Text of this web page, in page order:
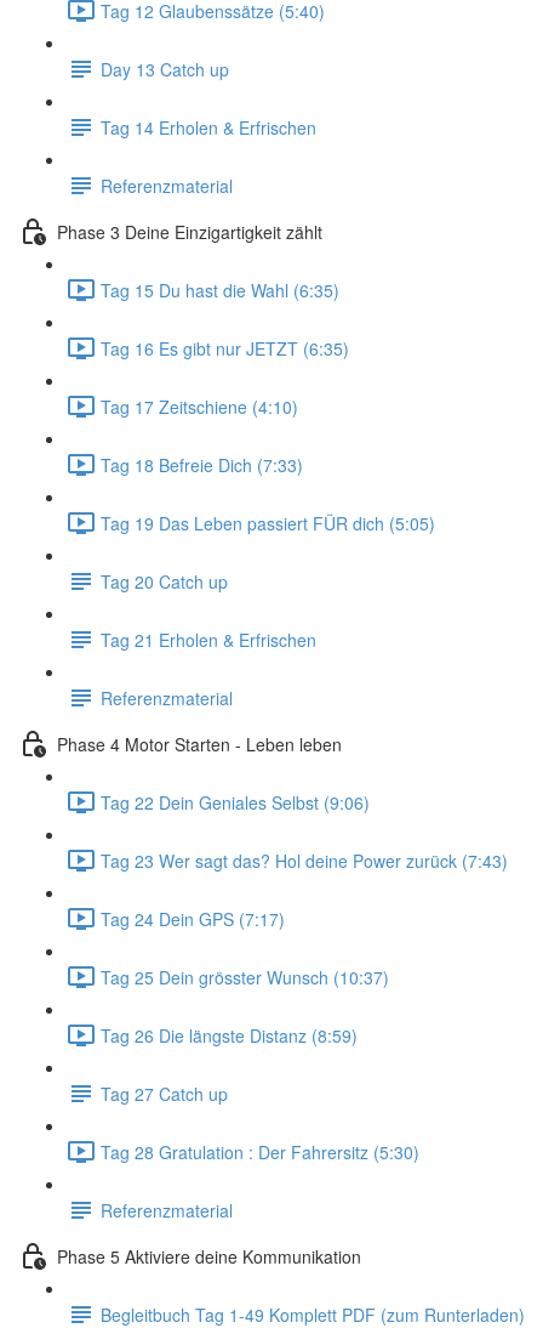
Tag 12 Glaubenssätze (5:40)
Day 13 Catch up
Tag 14 Erholen & Erfrischen
Referenzmaterial
Phase 3 Deine Einzigartigkeit zählt
Tag 15 Du hast die Wahl (6:35)
Tag 16 Es gibt nur JETZT (6:35)
Tag 17 Zeitschiene (4:10)
Tag 18 Befreie Dich (7:33)
Tag 19 Das Leben passiert FÜR dich (5:05)
Tag 20 Catch up
Tag 21 Erholen & Erfrischen
Referenzmaterial
Phase 4 Motor Starten - Leben leben
Tag 22 Dein Geniales Selbst (9:06)
Tag 23 Wer sagt das? Hol deine Power zurück (7:43)
Tag 24 Dein GPS (7:17)
Tag 25 Dein grösster Wunsch (10:37)
Tag 26 Die längste Distanz (8:59)
Tag 27 Catch up
Tag 28 Gratulation : Der Fahrersitz (5:30)
Referenzmaterial
Phase 5 Aktiviere deine Kommunikation
Begleitbuch Tag 1-49 Komplett PDF (zum Runterladen)